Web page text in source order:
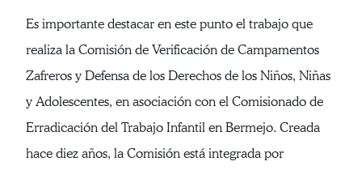
Es importante destacar en este punto el trabajo que
realiza la Comisión de Verificación de Campamentos
Zafreros y Defensa de los Derechos de los Niños, Niñas
y Adolescentes, en asociación con el Comisionado de
Erradicación del Trabajo Infantil en Bermejo. Creada
hace diez años, la Comisión está integrada por